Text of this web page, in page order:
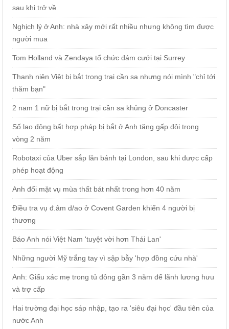
sau khi trở về
Nghịch lý ở Anh: nhà xây mới rất nhiều nhưng không tìm được
người mua
Tom Holland và Zendaya tổ chức đám cưới tại Surrey
Thanh niên Việt bị bắt trong trại cần sa nhưng nói mình "chỉ tới
thăm bạn"
2 nam 1 nữ bị bắt trong trại cần sa khủng ở Doncaster
Số lao động bất hợp pháp bị bắt ở Anh tăng gấp đôi trong
vòng 2 năm
Robotaxi của Uber sắp lăn bánh tại London, sau khi được cấp
phép hoạt động
Anh đối mặt vụ mùa thất bát nhất trong hơn 40 năm
Điều tra vụ đ.âm d/ao ở Covent Garden khiến 4 người bị
thương
Báo Anh nói Việt Nam 'tuyệt vời hơn Thái Lan'
Những người Mỹ trắng tay vì sập bẫy 'hợp đồng cứu nhà'
Anh: Giấu xác mẹ trong tủ đông gần 3 năm để lãnh lương hưu
và trợ cấp
Hai trường đại học sáp nhập, tạo ra 'siêu đại học' đầu tiên của
nước Anh